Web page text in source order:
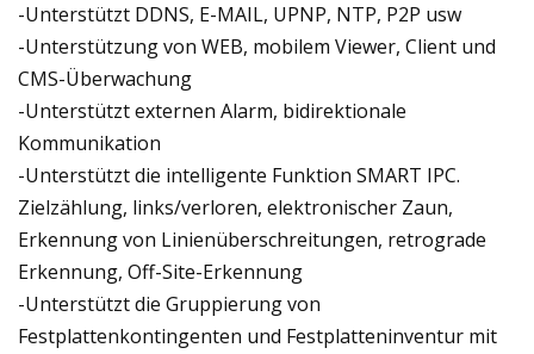
-Unterstützt DDNS, E-MAIL, UPNP, NTP, P2P usw
-Unterstützung von WEB, mobilem Viewer, Client und
CMS-Überwachung
-Unterstützt externen Alarm, bidirektionale
Kommunikation
-Unterstützt die intelligente Funktion SMART IPC.
Zielzählung, links/verloren, elektronischer Zaun,
Erkennung von Linienüberschreitungen, retrograde
Erkennung, Off-Site-Erkennung
-Unterstützt die Gruppierung von
Festplattenkontingenten und Festplatteninventur mit